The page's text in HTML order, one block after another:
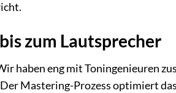
zum Lautsprecher
haben eng mit Toningenieuren
Mastering-Prozess optimiert